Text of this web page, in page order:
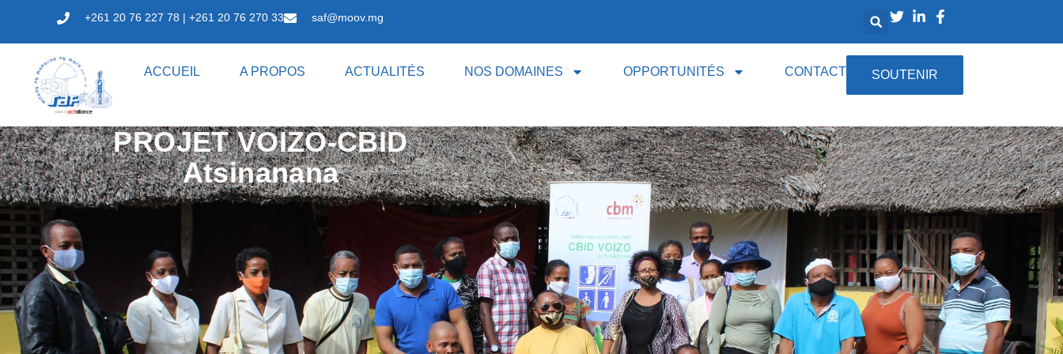
+261 20 76 227 78 | +261 20 76 270 33 saf@moov.mg
ACCUEIL A PROPOS ACTUALITÉS NOS DOMAINES OPPORTUNITÉS CONTACT SOUTENIR
PROJET VOIZO-CBID
Atsinanana